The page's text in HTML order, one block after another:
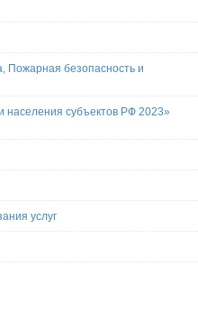
Пожарная безопасность и
населения субъектов РФ 2023»
услуг